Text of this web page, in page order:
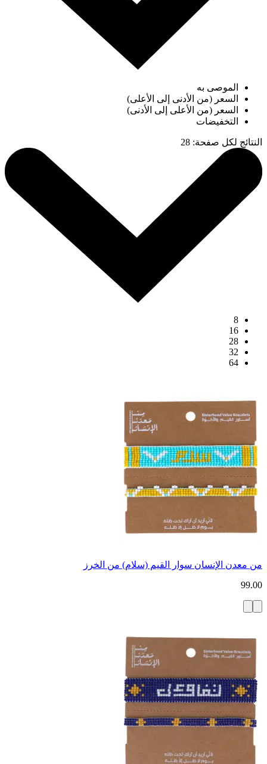
الموصى به
السعر (من الأدنى إلى الأعلى)
السعر (من الأعلى إلى الأدنى)
التخفيضات
النتائج لكل صفحة:
28
8
16
28
32
64
من معدن الإنسان سوار القيم (سلام) من الخرز
99.00